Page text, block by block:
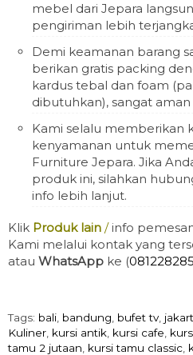
mebel dari Jepara
pengiriman lebih
Demi keamanan barang
berikan gratis packing
kardus tebal dan foam
dibutuhkan), sangat
Kami selalu memberikan
kenyamanan untuk
Furniture Jepara. Jika
produk ini, silahkan
info lebih lanjut.
Klik Produk lain /info
Kami melalui kontak yang
atau WhatsApp ke (
Tags: bali bandung bufet tv,
Kuliner kursi antik kursi cafe
tamu 2 jutaan kursi tamu classic